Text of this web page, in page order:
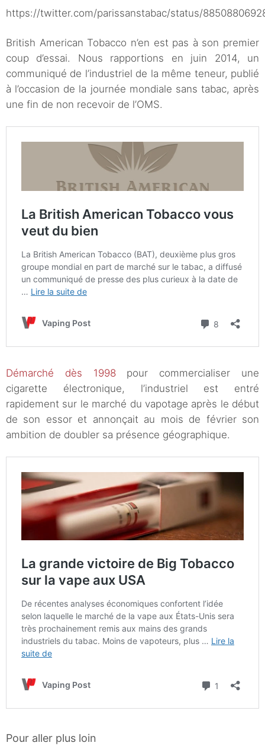
https://twitter.com/parissanstabac/status/
British American Tobacco n’en est pas à son premier
coup d’essai. Nous rapportions en juin 2014, un
communiqué de l’industriel de la même teneur, publié
à l’occasion de la journée mondiale sans tabac, après
une fin de non recevoir de l’OMS.
Démarché dès 1998pour commercialiser une
cigarette électronique, l’industriel est entré
rapidement sur le marché du vapotage après le début
de son essor et annonçait au mois de février son
ambition de doubler sa présence géographique.
Pour aller plus loin